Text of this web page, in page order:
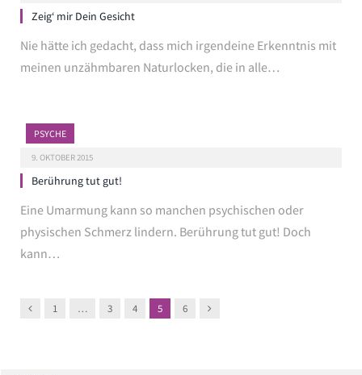
Zeig‘ mir Dein Gesicht
Nie hätte ich gedacht, dass mich irgendeine Erkenntnis mit
meinen unzähmbaren Naturlocken, die in alle…
PSYCHE
9. OKTOBER 2015
Berührung tut gut!
Eine Umarmung kann so manchen psychischen oder
physischen Schmerz lindern. Berührung tut gut! Doch
kann…
Previous
1 … 3 4 5 6 Next